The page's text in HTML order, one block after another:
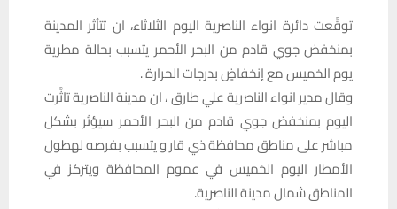
توقَّعت دائرة انواء الناصرية اليوم الثلاثاء، ان تتأثر المدينة
بمنخفض جوي قادم من البحر الأحمر يتسبب بحالة مطرية
يوم الخميس مع إنخفاضٍ بدرجات الحرارة .
وقال مدير انواء الناصرية علي طارق ، ان مدينة الناصرية تاثَّرت
اليوم بمنخفض جوي قادم من البحر الأحمر سيؤثر بشكل
مباشر على مناطق محافظة ذي قار و يتسبب بفرصه لهطول
الأمطار اليوم الخميس في عموم المحافظة ويتركز في
المناطق شمال مدينة الناصرية.